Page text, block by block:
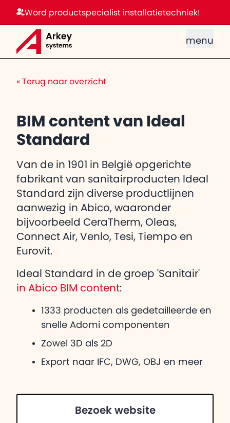
Word productspecialist installatietechniek!
menu
« Terug naar overzicht
BIM content van Ideal
Standard
Van de in 1901 in België opgerichte
fabrikant van sanitairproducten Ideal
Standard zijn diverse productlijnen
aanwezig in Abico, waaronder
bijvoorbeeld CeraTherm, Oleas,
Connect Air, Venlo, Tesi, Tiempo en
Eurovit.
Ideal Standard in de groep 'Sanitair'
in Abico BIM content:
1333 producten als gedetailleerde en
snelle Adomi componenten
Zowel 3D als 2D
Export naar IFC, DWG, OBJ en meer
Bezoek website